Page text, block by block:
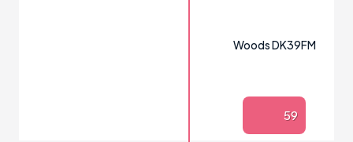
Woods DK39FM
59